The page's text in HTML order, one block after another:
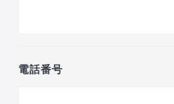
電話番号